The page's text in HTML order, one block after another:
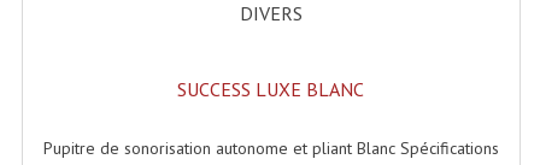
Amplificateurs (L 100v)
DIVERS
SUCCESS LUXE BLANC
Pupitre de sonorisation autonome et pliant Blanc Spécifications